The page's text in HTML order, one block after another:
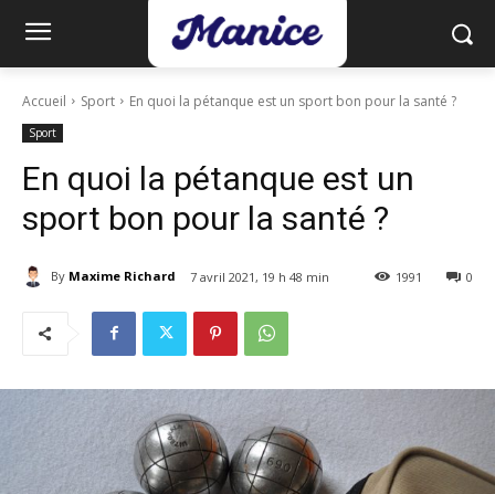
Accueil Sport En quoi la pétanque est un sport bon pour la santé ?
Sport
En quoi la pétanque est un
sport bon pour la santé ?
By Maxime Richard 7 avril 2021, 19 h 48 min 0
1991